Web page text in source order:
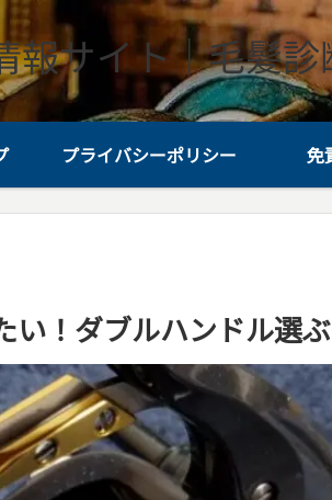
報サイト｜毛髪
プライバシーポリシー 免
！ダブルハンドル選